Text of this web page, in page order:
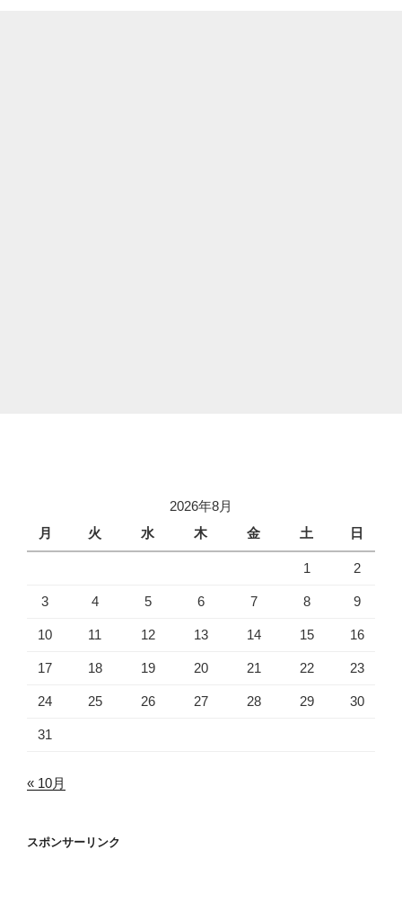
2026年8月
月
火 水 木 金 土 日
1 2
3 4 5 6 7 8 9
10 11 12 13 14 15 16
17 18 19 20 21 22 23
24 25 26 27 28 29 30
31
« 10月
スポンサーリンク